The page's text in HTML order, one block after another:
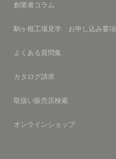
創業者コラム
駒ヶ根工場見学 お申し込み要項
よくある質問集
カタログ請求
取扱い販売店検索
オンラインショップ